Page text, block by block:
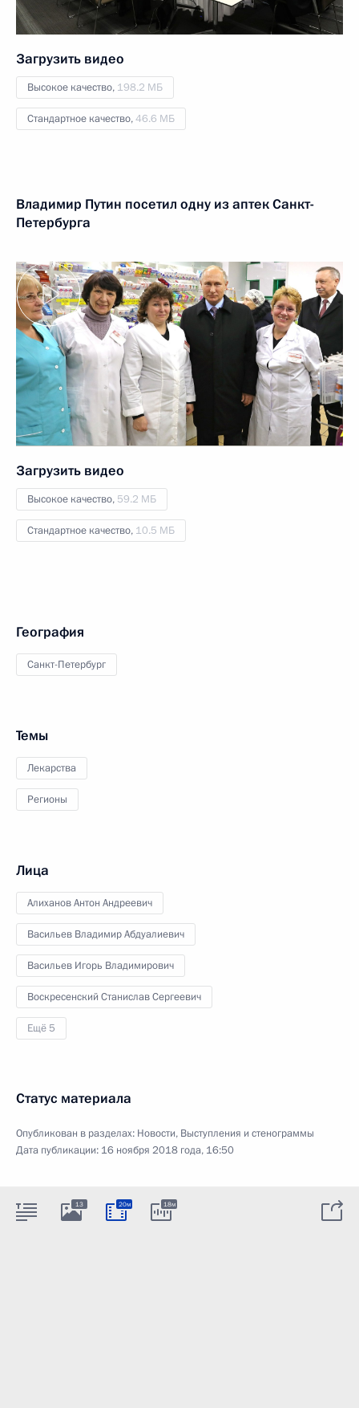
Загрузить видео
Высокое качество, 198.2 МБ
Стандартное качество,46.6 МБ
Владимир Путин посетил одну из аптек Санкт-
Петербурга
Загрузить видео
Высокое качество, 59.2 МБ
Стандартное качество, 10.5 МБ
География
Санкт-Петербург
Темы
Лекарства
Регионы
Лица
Алиханов Антон Андреевич
Васильев Владимир Абдуалиевич
Васильев Игорь Владимирович
Воскресенский Станислав Сергеевич
Ещё 5
Статус материала
Опубликован в разделах: Новости, Выступления и стенограммы
Дата публикации: 16 ноября 2018 года, 16:50
13 20м 18м